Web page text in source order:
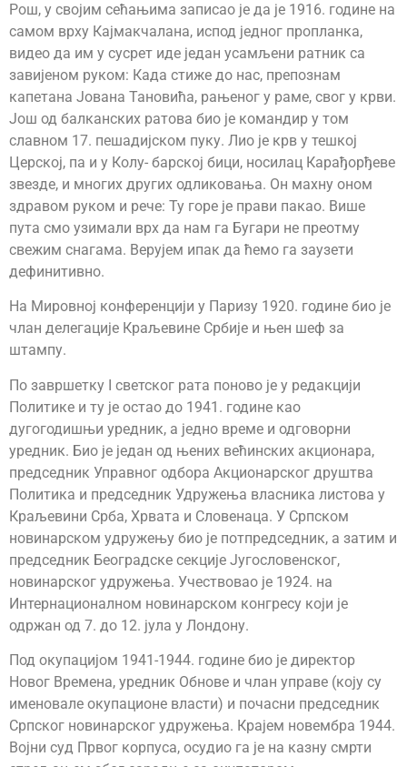
Рош, у својим сећањима записао је да је 1916. године на
самом врху Кајмакчалана, испод једног пропланка,
видео да им у сусрет иде један усамљени ратник са
завијеном руком: Када стиже до нас, препознам
капетана Јована Тановића, рањеног у раме, свог у крви.
Још од балканских ратова био је командир у том
славном 17. пешадијском пуку. Лио је крв у тешкој
Церској, па и у Колу- барској бици, носилац Карађорђеве
звезде, и многих других одликовања. Он махну оном
здравом руком и рече: Ту горе је прави пакао. Више
пута смо узимали врх да нам га Бугари не преотму
свежим снагама. Верујем ипак да ћемо га заузети
дефинитивно.
На Мировној конференцији у Паризу 1920. године био је
члан делегације Краљевине Србије и њен шеф за
штампу.
По завршетку I светског рата поново је у редакцији
Политике и ту је остао до 1941. године као
дугогодишњи уредник, а једно време и одговорни
уредник. Био је један од њених већинских акционара,
председник Управног одбора Акционарског друштва
Политика и председник Удружења власника листова у
Краљевини Срба, Хрвата и Словенаца. У Српском
новинарском удружењу био је потпредседник, а затим и
председник Београдске секције Југословенског,
новинарског удружења. Учествовао је 1924. на
Интернационалном новинарском конгресу који је
одржан од 7. до 12. јула у Лондону.
Под окупацијом 1941-1944. године био је директор
Новог Времена, уредник Обнове и члан управе (коју су
именовале окупационе власти) и почасни председник
Српског новинарског удружења. Крајем новембра 1944.
Војни суд Првог корпуса, осудио га је на казну смрти